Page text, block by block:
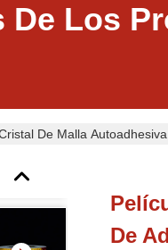
De Los
De Malla
De